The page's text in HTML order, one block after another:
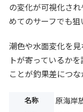
の変化が可視化さ
めてのサーフでも狙
潮色や水面変化を
トが寄っているか
ことが釣果差につな
名称 原海岸